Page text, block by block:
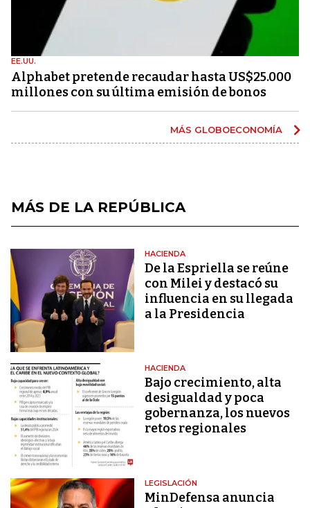
EE.UU.
Alphabet pretende recaudar hasta US$25.000
millones con su última emisión de bonos
MÁS GLOBOECONOMÍA
MÁS DE LA REPÚBLICA
HACIENDA
De la Espriella se reúne
con Milei y destacó su
influencia en su llegada
a la Presidencia
HACIENDA
Bajo crecimiento, alta
desigualdad y poca
gobernanza, los nuevos
retos regionales
LEGISLACIÓN
MinDefensa anuncia